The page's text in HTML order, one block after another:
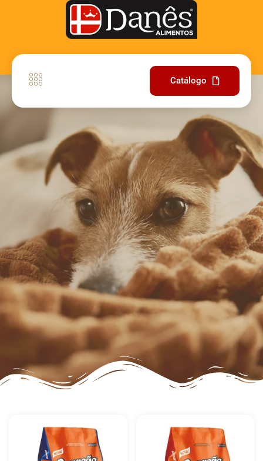
Catálogo